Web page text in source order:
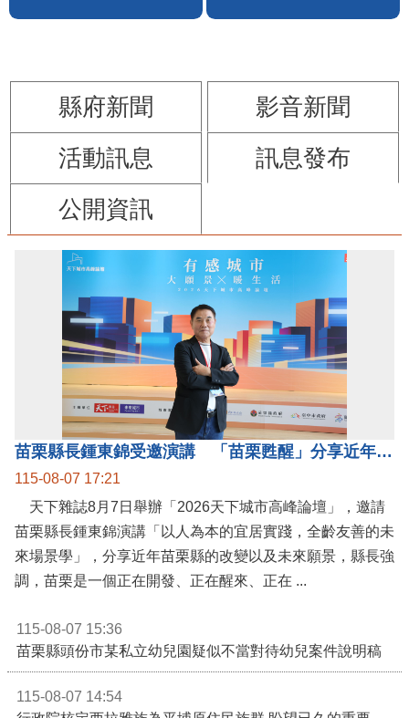
縣府新聞
影音新聞
活動訊息
訊息發布
公開資訊
苗栗縣長鍾東錦受邀演講 「苗栗甦醒」分享近年轉變
115-08-07 17:21
天下雜誌8月7日舉辦「2026天下城市高峰論壇」，邀請
苗栗縣長鍾東錦演講「以人為本的宜居實踐，全齡友善的未
來場景學」，分享近年苗栗縣的改變以及未來願景，縣長強
調，苗栗是一個正在開發、正在醒來、正在 ...
115-08-07 15:36
苗栗縣頭份市某私立幼兒園疑似不當對待幼兒案件說明稿
115-08-07 14:54